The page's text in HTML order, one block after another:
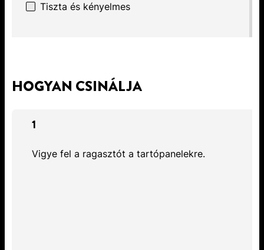
Tiszta és kényelmes
HOGYAN CSINÁLJA
1
Vigye fel a ragasztót a tartópanelekre.